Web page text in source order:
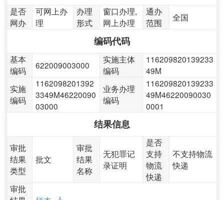
是否
网办
可网上办
理
办理
形式
窗口办理,
网上办理
通办
范围
全国
编码代码
基本
编码
622009003000
实施主体
编码
116209820139233
49M
实施
编码
1162098201392
3349M46220090
03000
业务办理
编码
116209820139233
49M46220090030
0001
结果信息
审批
结果
类型
批文
审批
结果
名称
无犯罪记
录证明
是否
支持
物流
快递
不支持物流
快递
审批